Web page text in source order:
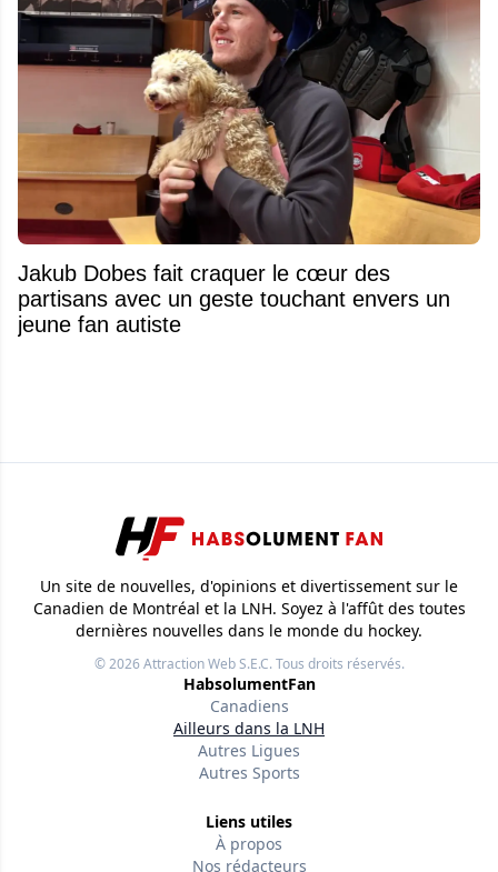
Jakub Dobes fait craquer le cœur des
partisans avec un geste touchant envers un
jeune fan autiste
Un site de nouvelles, d'opinions et divertissement sur le
Canadien de Montréal et la LNH. Soyez à l'affût des toutes
dernières nouvelles dans le monde du hockey.
© 2026Attraction Web S.E.C.Tous droits réservés.
HabsolumentFan
Canadiens
Ailleurs dans la LNH
Autres Ligues
Autres Sports
Liens utiles
À propos
Nos rédacteurs